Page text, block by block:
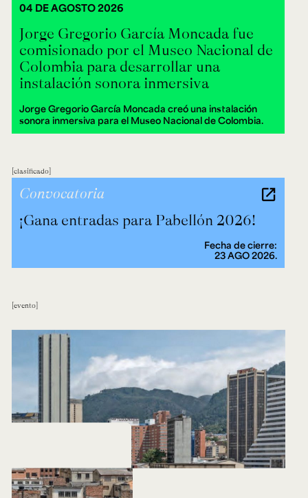
Jorge Gregorio García Moncada fue
comisionado por el Museo Nacional de
Colombia para desarrollar una
instalación sonora inmersiva
Jorge Gregorio García Moncada creó una instalación
sonora inmersiva para el Museo Nacional de Colombia.
04 DE AGOSTO 2026
clasificado
¡Gana entradas para Pabellón 2026!
Convocatoria
Fecha de cierre:
23 AGO 2026.
evento